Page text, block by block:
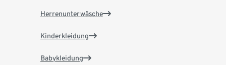
Herrenunterwäsche
Kinderkleidung
Babykleidung